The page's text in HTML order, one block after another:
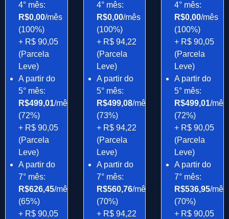
4° mês:
R$0,00/mês
(100%)
+ R$ 90,05
(Parcela
Leve)
A partir do
5° mês:
R$499,01/mês
(72%)
+ R$ 90,05
(Parcela
Leve)
A partir do
7° mês:
R$626,45/mês
(65%)
+ R$ 90,05
4° mês:
R$0,00/mês
(100%)
+ R$ 94,22
(Parcela
Leve)
A partir do
5° mês:
R$499,08/mês
(73%)
+ R$ 94,22
(Parcela
Leve)
A partir do
7° mês:
R$560,76/mês
(70%)
+ R$ 94,22
4° mês:
R$0,00/mês
(100%)
+ R$ 90,05
(Parcela
Leve)
A partir do
5° mês:
R$499,01/mês
(72%)
+ R$ 90,05
(Parcela
Leve)
A partir do
7° mês:
R$536,95/mês
(70%)
+ R$ 90,05